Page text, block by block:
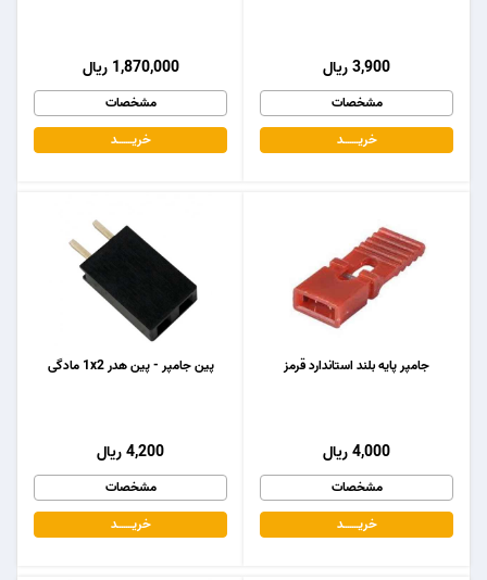
1,870,000 ریال
مشخصات
خریـــــــد
3,900 ریال
مشخصات
خریـــــــد
پین جامپر - پین هدر 1x2 مادگی
4,200 ریال
مشخصات
خریـــــــد
جامپر پایه بلند استاندارد قرمز
4,000 ریال
مشخصات
خریـــــــد